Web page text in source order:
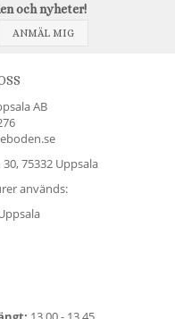
och nyheter!
ANMÄL MIG
AB
75332 Uppsala
används: